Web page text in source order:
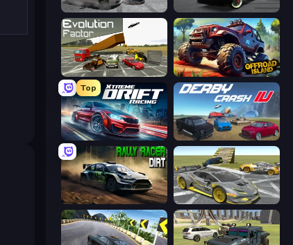
Gearshift One Drift Hunters
Evolution Factor Offroad Island
Top
Xtreme DRIFT Racing Derby Crash 4
Rally Racer Dirt Wrong Way